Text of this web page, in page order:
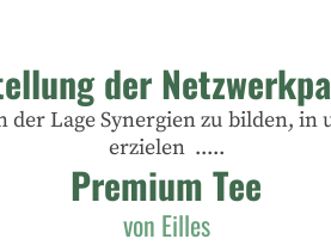
der
Lage Synergien zu bilden,
erzielen .....
Premium Tee
von Eilles